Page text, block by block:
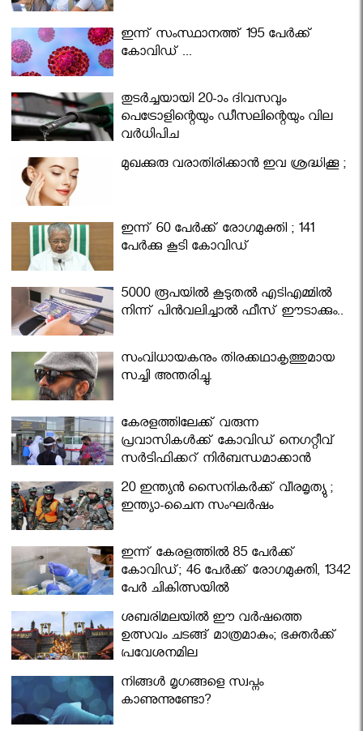
ഇന്ന് സംസ്ഥാനത്ത് 195 പേര്‍ക്ക്
കോവിഡ് ...
തുടർച്ചയായി 20-ാം ദിവസവും
പെട്രോളിന്റെയും ഡീസലിന്റെയും വില
വര്‍ധിപ്പിച്ചു
മുഖക്കുരു വരാതിരിക്കാന്‍ ഇവ ശ്രദ്ധിക്കൂ ;
ഇന്ന് 60 പേർക്ക് രോഗമുക്തി ; 141
പേര്‍ക്കു കൂടി കോവിഡ്
5000 രൂപയിൽ കൂടുതൽ എടിഎമ്മിൽ
നിന്ന് പിൻവലിച്ചാൽ ഫീസ് ഈടാക്കും..
സംവിധായകനും തിരക്കഥാകൃത്തുമായ
സച്ചി അന്തരിച്ചു.
കേരളത്തിലേക്ക് വരുന്ന
പ്രവാസികള്‍ക്ക് കോവിഡ് നെഗറ്റീവ്
സര്‍ട്ടിഫിക്കറ്റ് നിർബന്ധമാക്കാൻ
മന്ത്രിസഭ
20 ഇന്ത്യൻ സൈനികർക്ക് വീരമൃത്യു ;
ഇന്ത്യാ-ചൈന സംഘർഷം
ഇന്ന് കേരളത്തിൽ 85 പേർക്ക്
കോവിഡ്; 46 പേർക്ക് രോഗമുക്തി, 1342
പേർ ചികിത്സയിൽ
ശബരിമലയില്‍ ഈ വർഷത്തെ
ഉത്സവം ചടങ്ങ് മാത്രമാകും; ഭക്തർക്ക്
പ്രവേശനമില്ല
നിങ്ങള്‍ മൃഗങ്ങളെ സ്വപ്നം
കാണുന്നുണ്ടോ?